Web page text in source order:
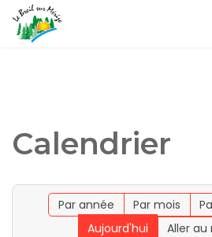
Calendrier
Par année Par mois
Aujourd'hui
Aller au